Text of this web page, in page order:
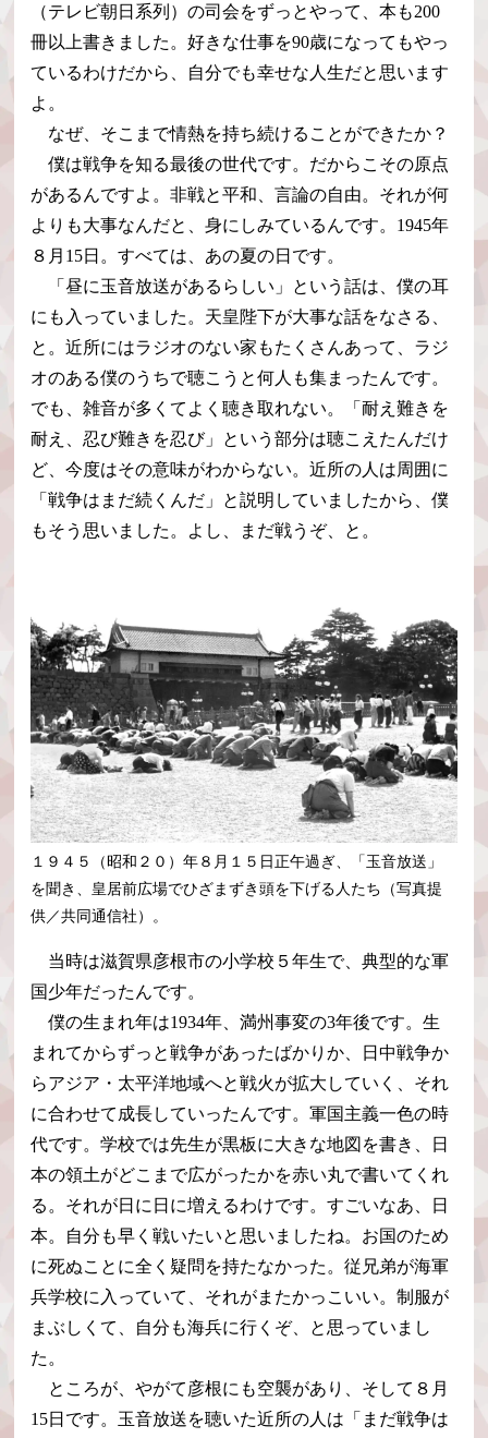
（テレビ朝日系列）の司会をずっとやって、本も200
冊以上書きました。好きな仕事を90歳になってもやっ
ているわけだから、自分でも幸せな人生だと思います
よ。
なぜ、そこまで情熱を持ち続けることができたか？
僕は戦争を知る最後の世代です。だからこその原点
があるんですよ。非戦と平和、言論の自由。それが何
よりも大事なんだと、身にしみているんです。1945年
８月15日。すべては、あの夏の日です。
「昼に玉音放送があるらしい」という話は、僕の耳
にも入っていました。天皇陛下が大事な話をなさる、
と。近所にはラジオのない家もたくさんあって、ラジ
オのある僕のうちで聴こうと何人も集まったんです。
でも、雑音が多くてよく聴き取れない。「耐え難きを
耐え、忍び難きを忍び」という部分は聴こえたんだけ
ど、今度はその意味がわからない。近所の人は周囲に
「戦争はまだ続くんだ」と説明していましたから、僕
もそう思いました。よし、まだ戦うぞ、と。
１９４５（昭和２０）年８月１５日正午過ぎ、「玉音放送」
を聞き、皇居前広場でひざまずき頭を下げる人たち（写真提
供／共同通信社）。
当時は滋賀県彦根市の小学校５年生で、典型的な軍
国少年だったんです。
僕の生まれ年は1934年、満州事変の3年後です。生
まれてからずっと戦争があったばかりか、日中戦争か
らアジア・太平洋地域へと戦火が拡大していく、それ
に合わせて成長していったんです。軍国主義一色の時
代です。学校では先生が黒板に大きな地図を書き、日
本の領土がどこまで広がったかを赤い丸で書いてくれ
る。それが日に日に増えるわけです。すごいなあ、日
本。自分も早く戦いたいと思いましたね。お国のため
に死ぬことに全く疑問を持たなかった。従兄弟が海軍
兵学校に入っていて、それがまたかっこいい。制服が
まぶしくて、自分も海兵に行くぞ、と思っていまし
た。
ところが、やがて彦根にも空襲があり、そして８月
15日です。玉音放送を聴いた近所の人は「まだ戦争は